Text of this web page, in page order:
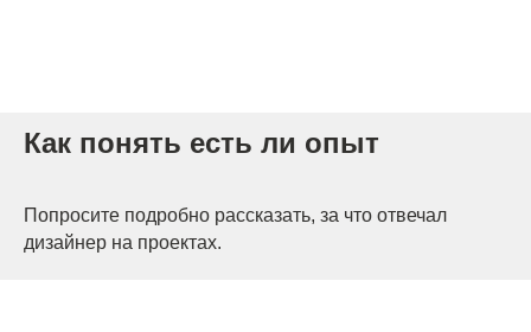
Как понять есть ли опыт
Попросите подробно рассказать, за что отвечал
дизайнер на проектах.